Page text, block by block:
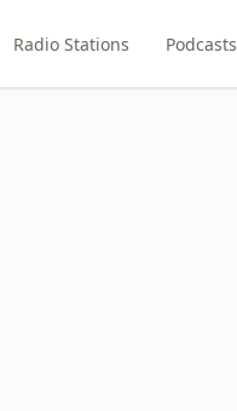
Radio Stations Podcasts